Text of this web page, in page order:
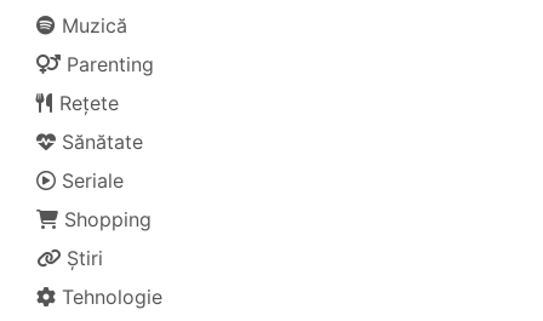
Muzică
Parenting
Rețete
Sănătate
Seriale
Shopping
Știri
Tehnologie